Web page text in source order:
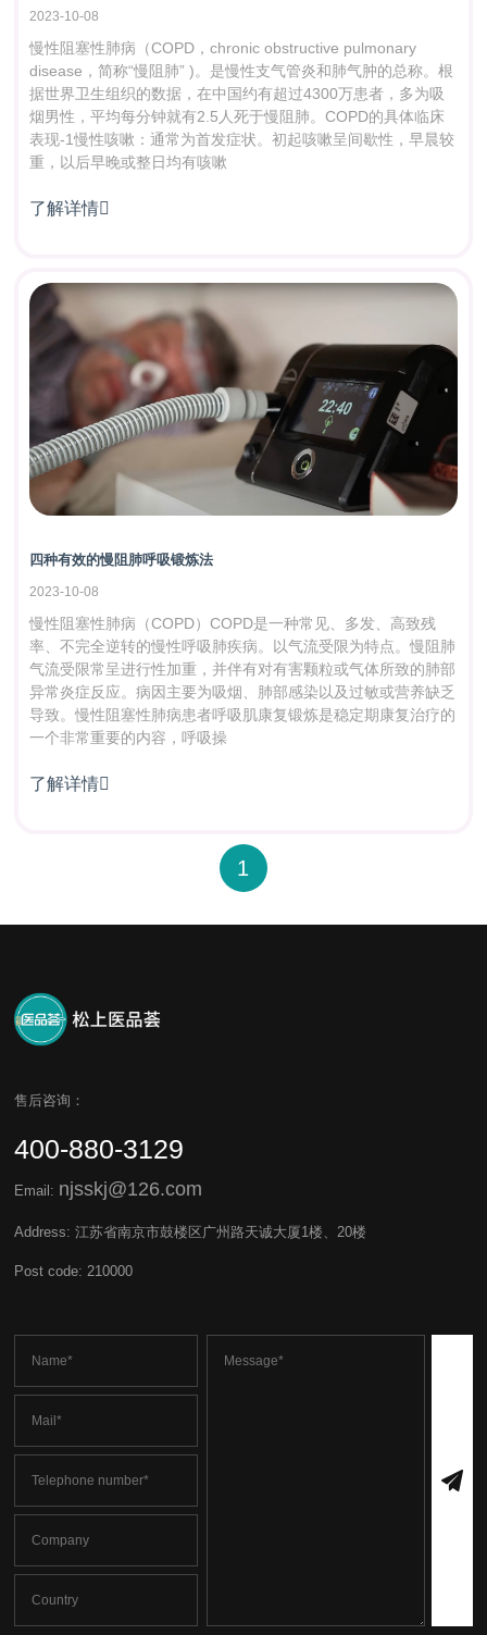
2023-10-08
慢性阻塞性肺病（COPD，chronic obstructive pulmonary
disease，简称“慢阻肺” )。是慢性支气管炎和肺气肿的总称。根
据世界卫生组织的数据，在中国约有超过4300万患者，多为吸
烟男性，平均每分钟就有2.5人死于慢阻肺。COPD的具体临床
表现-1慢性咳嗽：通常为首发症状。初起咳嗽呈间歇性，早晨较
重，以后早晚或整日均有咳嗽
了解详情
四种有效的慢阻肺呼吸锻炼法
2023-10-08
慢性阻塞性肺病（COPD）COPD是一种常见、多发、高致残
率、不完全逆转的慢性呼吸肺疾病。以气流受限为特点。慢阻肺
气流受限常呈进行性加重，并伴有对有害颗粒或气体所致的肺部
异常炎症反应。病因主要为吸烟、肺部感染以及过敏或营养缺乏
导致。慢性阻塞性肺病患者呼吸肌康复锻炼是稳定期康复治疗的
一个非常重要的内容，呼吸操
了解详情
1
售后咨询：
400-880-3129
Email: njsskj@126.com
Address: 江苏省南京市鼓楼区广州路天诚大厦1楼、20楼
Post code: 210000